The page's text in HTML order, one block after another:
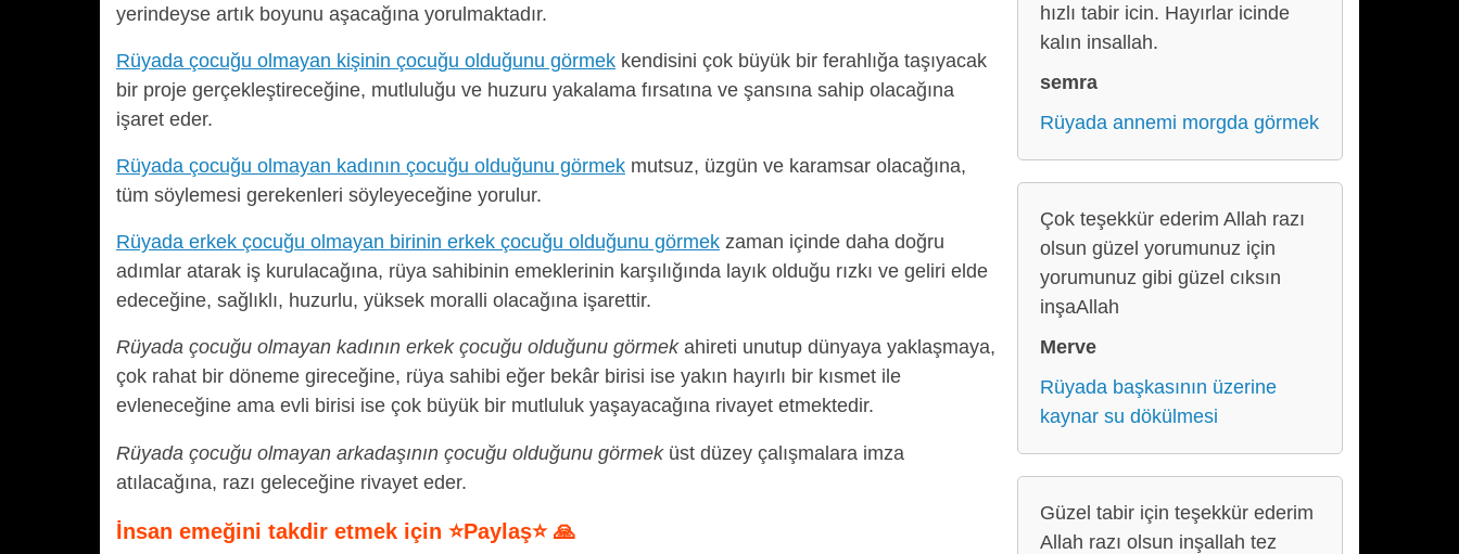
yerindeyse artık boyunu aşacağına yorulmaktadır.
Rüyada çocuğu olmayan kişinin çocuğu olduğunu görmek kendisini çok büyük bir ferahlığa taşıyacak
bir proje gerçekleştireceğine, mutluluğu ve huzuru yakalama fırsatına ve şansına sahip olacağına
işaret eder.
Rüyada çocuğu olmayan kadının çocuğu olduğunu görmek mutsuz, üzgün ve karamsar olacağına,
tüm söylemesi gerekenleri söyleyeceğine yorulur.
Rüyada erkek çocuğu olmayan birinin erkek çocuğu olduğunu görmek zaman içinde daha doğru
adımlar atarak iş kurulacağına, rüya sahibinin emeklerinin karşılığında layık olduğu rızkı ve geliri elde
edeceğine, sağlıklı, huzurlu, yüksek moralli olacağına işarettir.
Rüyada çocuğu olmayan kadının erkek çocuğu olduğunu görmekahireti unutup dünyaya yaklaşmaya,
çok rahat bir döneme gireceğine, rüya sahibi eğer bekâr birisi ise yakın hayırlı bir kısmet ile
evleneceğine ama evli birisi ise çok büyük bir mutluluk yaşayacağına rivayet etmektedir.
Rüyada çocuğu olmayan arkadaşının çocuğu olduğunu görmeküst düzey çalışmalara imza
atılacağına, razı geleceğine rivayet eder.
İnsan emeğini takdir etmek için ⭐Paylaş⭐ 🙏
hızlı tabir icin. Hayırlar icinde
kalın insallah.
semra
Rüyada annemi morgda görmek
Çok teşekkür ederim Allah razı
olsun güzel yorumunuz için
yorumunuz gibi güzel cıksın
inşaAllah
Merve
Rüyada başkasının üzerine
kaynar su dökülmesi
Güzel tabir için teşekkür ederim
Allah razı olsun inşallah tez